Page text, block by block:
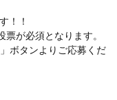
！！
が必須となります。
ボタンよりご応募くだ